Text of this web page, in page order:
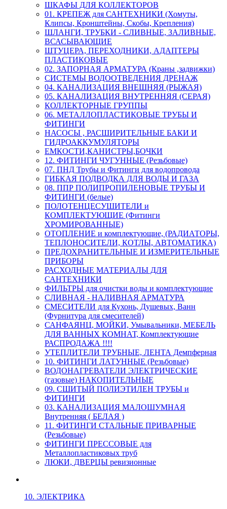
ШКАФЫ ДЛЯ КОЛЛЕКТОРОВ
01. КРЕПЕЖ для САНТЕХНИКИ (Хомуты,
Клипсы, Кронштейны, Скобы, Крепления)
ШЛАНГИ, ТРУБКИ - СЛИВНЫЕ, ЗАЛИВНЫЕ,
ВСАСЫВАЮЩИЕ
ШТУЦЕРА, ПЕРЕХОДНИКИ, АДАПТЕРЫ
ПЛАСТИКОВЫЕ
02. ЗАПОРНАЯ АРМАТУРА (Краны ,задвижки)
СИСТЕМЫ ВОДООТВЕДЕНИЯ ДРЕНАЖ
04. КАНАЛИЗАЦИЯ ВНЕШНЯЯ (РЫЖАЯ)
05. КАНАЛИЗАЦИЯ ВНУТРЕННЯЯ (СЕРАЯ)
КОЛЛЕКТОРНЫЕ ГРУППЫ
06. МЕТАЛЛОПЛАСТИКОВЫЕ ТРУБЫ И
ФИТИНГИ
НАСОСЫ , РАСШИРИТЕЛЬНЫЕ БАКИ И
ГИДРОАККУМУЛЯТОРЫ
ЕМКОСТИ,КАНИСТРЫ,БОЧКИ
12. ФИТИНГИ ЧУГУННЫЕ (Резьбовые)
07. ПНД Трубы и Фитинги для водопровода
ГИБКАЯ ПОДВОДКА ДЛЯ ВОДЫ И ГАЗА
08. ППР ПОЛИПРОПИЛЕНОВЫЕ ТРУБЫ И
ФИТИНГИ (белые)
ПОЛОТЕНЦЕСУШИТЕЛИ и
КОМПЛЕКТУЮЩИЕ (Фитинги
ХРОМИРОВАННЫЕ)
ОТОПЛЕНИЕ и комплектующие, (РАДИАТОРЫ,
ТЕПЛОНОСИТЕЛИ, КОТЛЫ, АВТОМАТИКА)
ПРЕДОХРАНИТЕЛЬНЫЕ И ИЗМЕРИТЕЛЬНЫЕ
ПРИБОРЫ
РАСХОДНЫЕ МАТЕРИАЛЫ ДЛЯ
САНТЕХНИКИ
ФИЛЬТРЫ для очистки воды и комплектующие
СЛИВНАЯ - НАЛИВНАЯ АРМАТУРА
СМЕСИТЕЛИ для Кухонь, Душевых, Ванн
(Фурнитура для смесителей)
САНФАЯНЦ, МОЙКИ, Умывальники, МЕБЕЛЬ
ДЛЯ ВАННЫХ КОМНАТ, Комплектующие
РАСПРОДАЖА !!!!
УТЕПЛИТЕЛИ ТРУБНЫЕ, ЛЕНТА Демпферная
10. ФИТИНГИ ЛАТУННЫЕ (Резьбовые)
ВОДОНАГРЕВАТЕЛИ ЭЛЕКТРИЧЕСКИЕ
(газовые) НАКОПИТЕЛЬНЫЕ
09. СШИТЫЙ ПОЛИЭТИЛЕН ТРУБЫ и
ФИТИНГИ
03. КАНАЛИЗАЦИЯ МАЛОШУМНАЯ
Внутренняя ( БЕЛАЯ )
11. ФИТИНГИ СТАЛЬНЫЕ ПРИВАРНЫЕ
(Резьбовые)
ФИТИНГИ ПРЕССОВЫЕ для
Металлопластиковых труб
ЛЮКИ, ДВЕРЦЫ ревизионные
10. ЭЛЕКТРИКА